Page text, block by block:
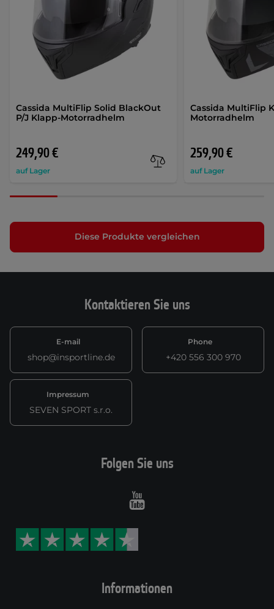
Cassida MultiFlip Solid BlackOut
P/J Klapp-Motorradhelm
249,90 €
auf Lager
Cassida MultiFlip
Motorradhelm
259,90 €
auf Lager
Diese Produkte vergleichen
Kontaktieren Sie uns
E-mail
shop@insportline.de
Phone
+420 556 300 970
Impressum
SEVEN SPORT s.r.o.
Informationen
Folgen Sie uns
Youtube